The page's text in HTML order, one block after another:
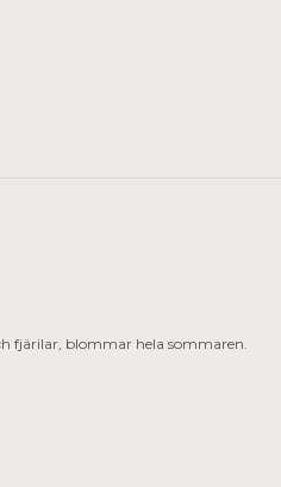
fjärilar, blommar hela sommaren.